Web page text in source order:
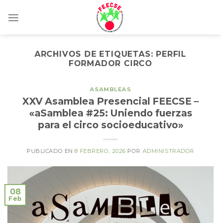
ARCHIVOS DE ETIQUETAS: PERFIL
FORMADOR CIRCO
ASAMBLEAS
XXV Asamblea Presencial FEECSE –
«aSamblea #25: Uniendo fuerzas
para el circo socioeducativo»
PUBLICADO EN8 FEBRERO, 2026 POR ADMINISTRADOR
08
Feb